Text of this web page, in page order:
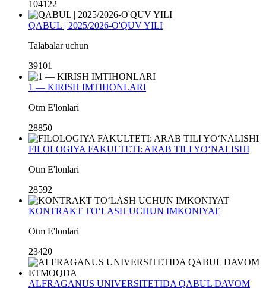
104122
QABUL | 2025/2026-O'QUV YILI
Talabalar uchun
39101
1 — KIRISH IMTIHONLARI
Otm E'lonlari
28850
FILOLOGIYA FAKULTETI: ARAB TILI YO‘NALISHI
Otm E'lonlari
28592
KONTRAKT TO‘LASH UCHUN IMKONIYAT
Otm E'lonlari
23420
ALFRAGANUS UNIVERSITETIDA QABUL DAVOM